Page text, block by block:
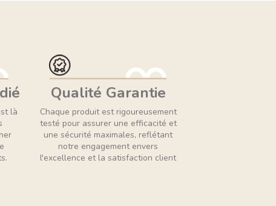
là
Qualité Garantie
Chaque produit est rigoureusement
testé pour assurer une efficacité et
une sécurité maximales, reflétant
notre engagement envers
l'excellence et la satisfaction client